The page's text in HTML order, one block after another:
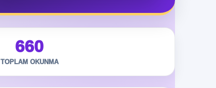
660
TOPLAM OKUNMA